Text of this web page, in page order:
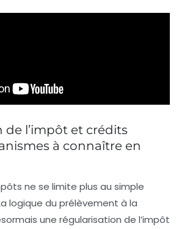
de l’impôt et crédits
à connaître en
ne se limite plus au simple
logique du prélèvement à la
une régularisation de l’impôt